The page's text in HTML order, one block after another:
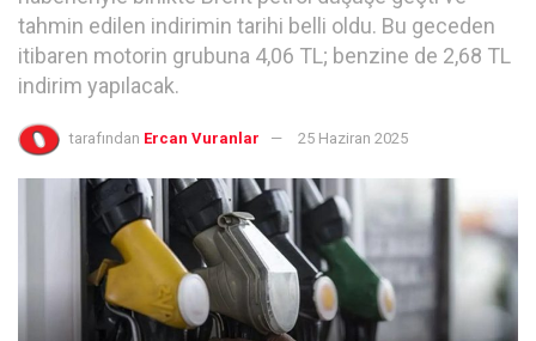
tahmin edilen indirimin tarihi belli oldu. Bu geceden
itibaren motorin grubuna 4,06 TL; benzine de 2,68 TL
indirim yapılacak.
tarafından Ercan Vuranlar 25 Haziran 2025